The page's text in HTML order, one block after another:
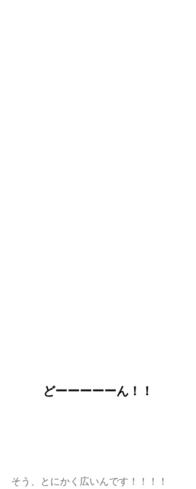
どーーーーーん！！
そう、とにかく広いんです！！！！